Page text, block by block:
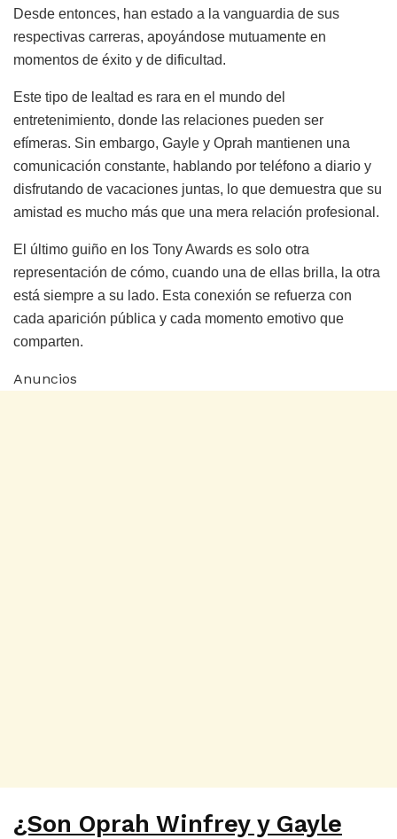
Desde entonces, han estado a la vanguardia de sus
respectivas carreras, apoyándose mutuamente en
momentos de éxito y de dificultad.
Este tipo de lealtad es rara en el mundo del
entretenimiento, donde las relaciones pueden ser
efímeras. Sin embargo, Gayle y Oprah mantienen una
comunicación constante, hablando por teléfono a diario y
disfrutando de vacaciones juntas, lo que demuestra que su
amistad es mucho más que una mera relación profesional.
El último guiño en los Tony Awards es solo otra
representación de cómo, cuando una de ellas brilla, la otra
está siempre a su lado. Esta conexión se refuerza con
cada aparición pública y cada momento emotivo que
comparten.
Anuncios
¿Son Oprah Winfrey y Gayle